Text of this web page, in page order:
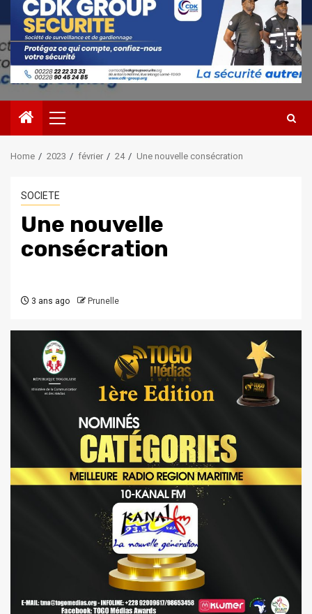
Primary
Menu
Home 2023 février 24 Une nouvelle consécration
SOCIETE
Une nouvelle
consécration
3 ans ago Prunelle